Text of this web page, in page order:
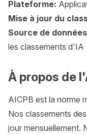
Plateforme:
Mise à jour du
Source de
les classements d'IA
À propos de
AICPB est la norme
Nos classements
jour mensuellement.